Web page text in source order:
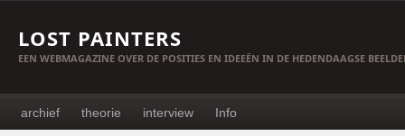
LOST PAINTERS
EEN WEBMAGAZINE OVER DE POSITIES EN IDEEËN IN DE HEDENDAAGSE
archief theorie interview Info